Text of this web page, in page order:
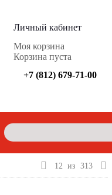
Личный кабинет
Моя корзина
Корзина пуста
+7 (812) 679-71-00
12 из 313